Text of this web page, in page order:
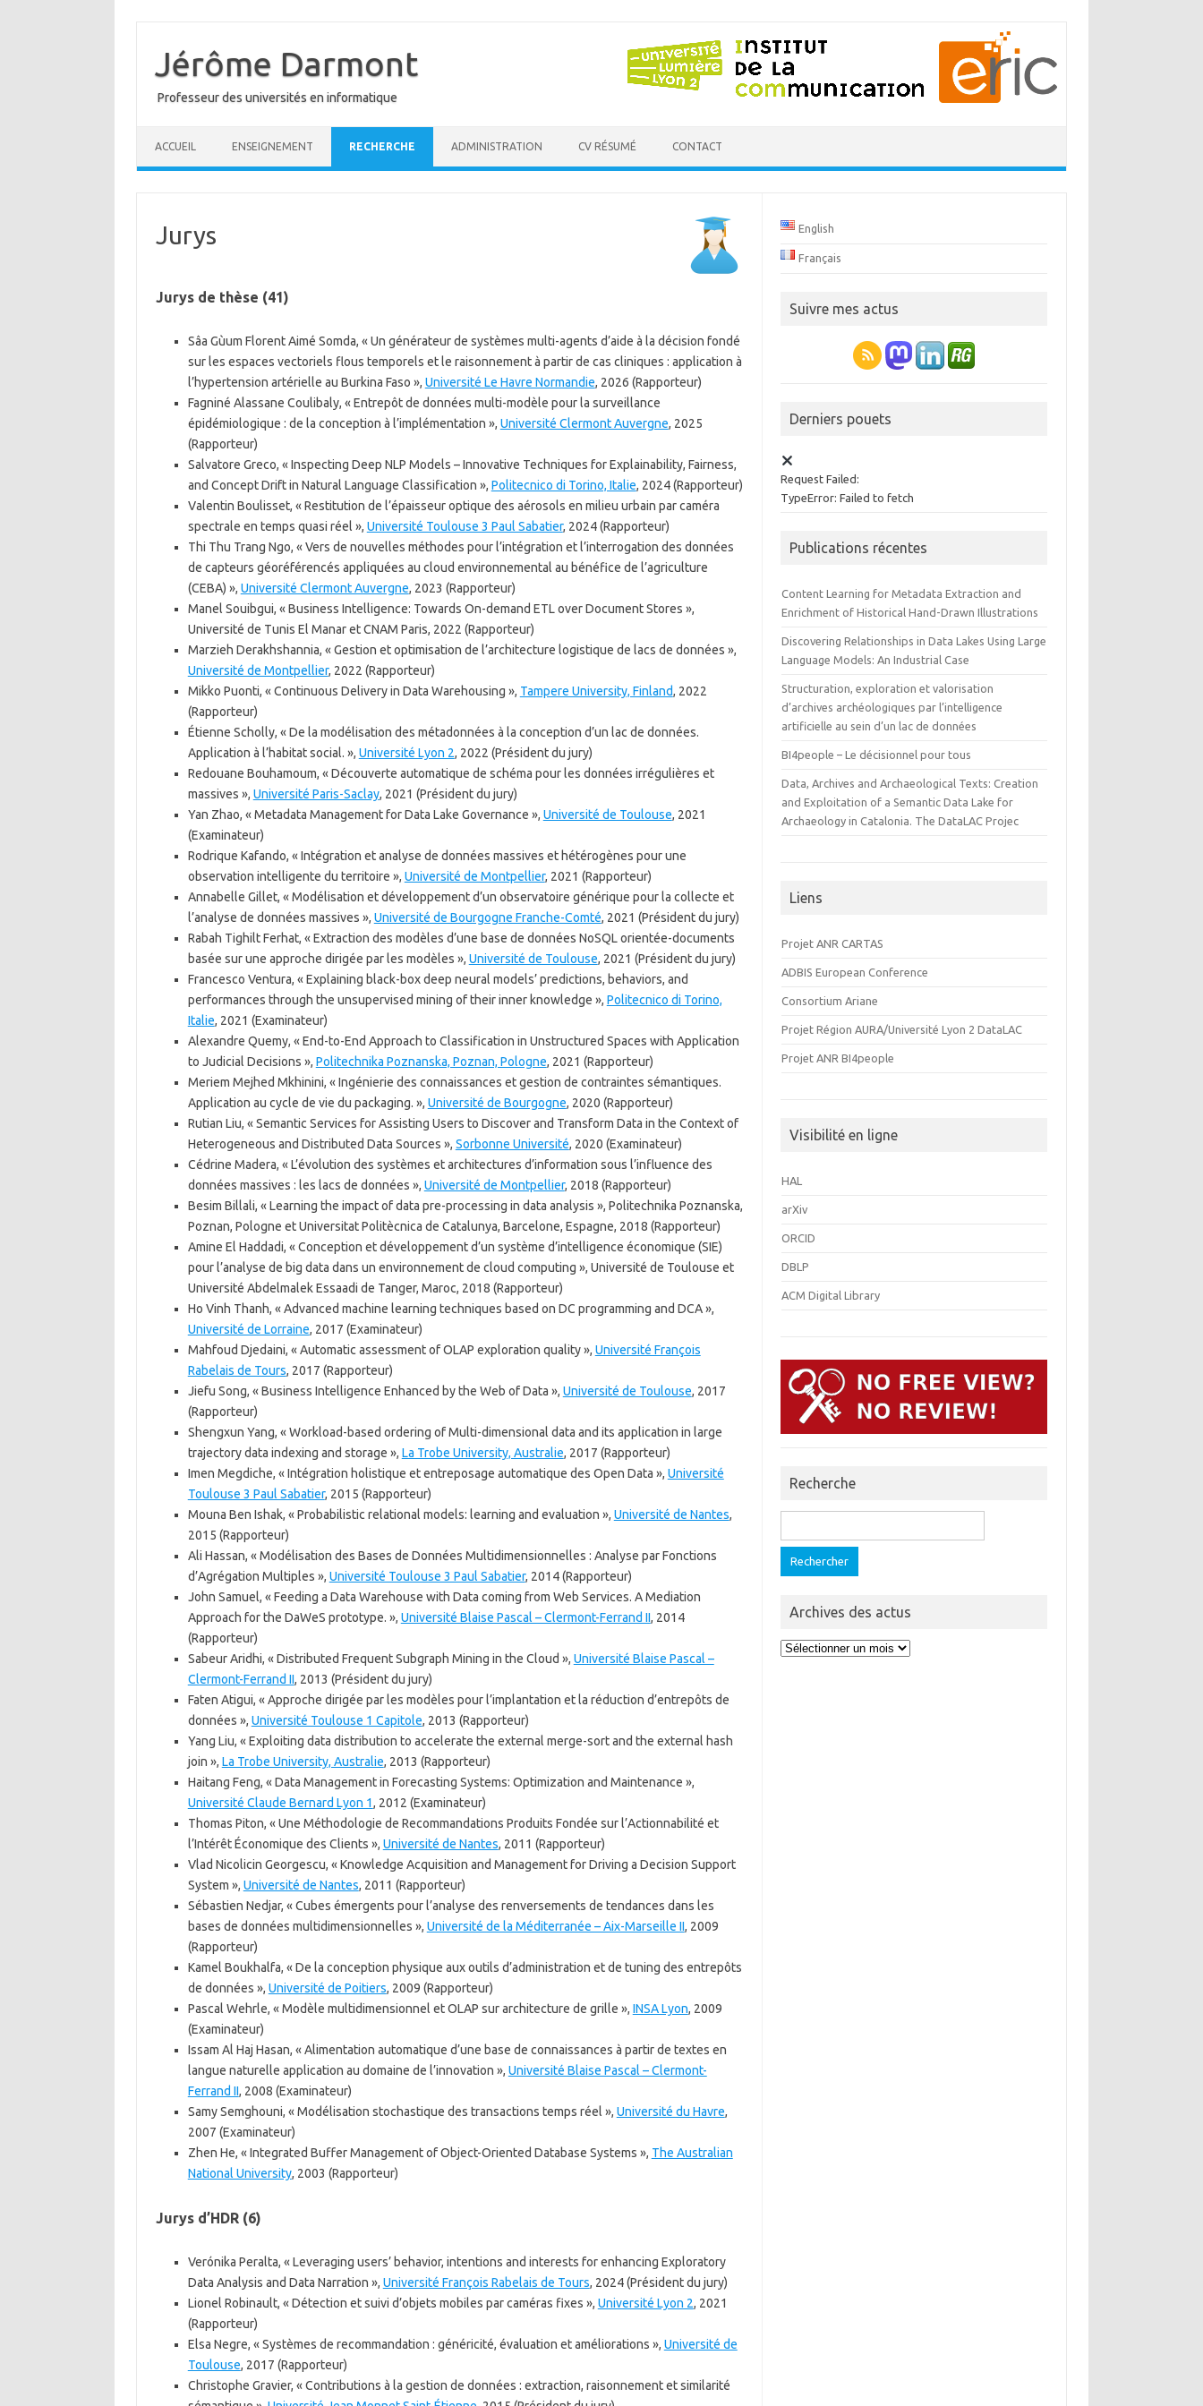
content
Jérôme Darmont
Professeur des universités en informatique
ACCUEIL ENSEIGNEMENT RECHERCHE ADMINISTRATION CV RÉSUMÉ CONTACT
Jurys
Jurys de thèse (41)
Sâa Gùum Florent Aimé Somda, « Un générateur de systèmes multi-agents d’aide à la décision fondé
sur les espaces vectoriels flous temporels et le raisonnement à partir de cas cliniques : application à
l’hypertension artérielle au Burkina Faso », Université Le Havre Normandie, 2026 (Rapporteur)
Fagniné Alassane Coulibaly, « Entrepôt de données multi-modèle pour la surveillance
épidémiologique : de la conception à l’implémentation », Université Clermont Auvergne, 2025
(Rapporteur)
Salvatore Greco, « Inspecting Deep NLP Models – Innovative Techniques for Explainability, Fairness,
and Concept Drift in Natural Language Classification », Politecnico di Torino, Italie, 2024 (Rapporteur)
Valentin Boulisset, « Restitution de l’épaisseur optique des aérosols en milieu urbain par caméra
spectrale en temps quasi réel », Université Toulouse 3 Paul Sabatier, 2024 (Rapporteur)
Thi Thu Trang Ngo, « Vers de nouvelles méthodes pour l’intégration et l’interrogation des données
de capteurs géoréférencés appliquées au cloud environnemental au bénéfice de l’agriculture
(CEBA) », Université Clermont Auvergne, 2023 (Rapporteur)
Manel Souibgui, « Business Intelligence: Towards On-demand ETL over Document Stores »,
Université de Tunis El Manar et CNAM Paris, 2022 (Rapporteur)
Marzieh Derakhshannia, « Gestion et optimisation de l’architecture logistique de lacs de données »,
Université de Montpellier, 2022 (Rapporteur)
Mikko Puonti, « Continuous Delivery in Data Warehousing », Tampere University, Finland, 2022
(Rapporteur)
Étienne Scholly, « De la modélisation des métadonnées à la conception d’un lac de données.
Application à l’habitat social. », Université Lyon 2, 2022 (Président du jury)
Redouane Bouhamoum, « Découverte automatique de schéma pour les données irrégulières et
massives », Université Paris-Saclay, 2021 (Président du jury)
Yan Zhao, « Metadata Management for Data Lake Governance », Université de Toulouse, 2021
(Examinateur)
Rodrique Kafando, « Intégration et analyse de données massives et hétérogènes pour une
observation intelligente du territoire », Université de Montpellier, 2021 (Rapporteur)
Annabelle Gillet, « Modélisation et développement d’un observatoire générique pour la collecte et
l’analyse de données massives », Université de Bourgogne Franche-Comté, 2021 (Président du jury)
Rabah Tighilt Ferhat, « Extraction des modèles d’une base de données NoSQL orientée-documents
basée sur une approche dirigée par les modèles », Université de Toulouse, 2021 (Président du jury)
Francesco Ventura, « Explaining black-box deep neural models’ predictions, behaviors, and
performances through the unsupervised mining of their inner knowledge », Politecnico di Torino,
Italie, 2021 (Examinateur)
Alexandre Quemy, « End-to-End Approach to Classification in Unstructured Spaces with Application
to Judicial Decisions », Politechnika Poznanska, Poznan, Pologne, 2021 (Rapporteur)
Meriem Mejhed Mkhinini, « Ingénierie des connaissances et gestion de contraintes sémantiques.
Application au cycle de vie du packaging. », Université de Bourgogne, 2020 (Rapporteur)
Rutian Liu, « Semantic Services for Assisting Users to Discover and Transform Data in the Context of
Heterogeneous and Distributed Data Sources », Sorbonne Université, 2020 (Examinateur)
Cédrine Madera, « L’évolution des systèmes et architectures d’information sous l’influence des
données massives : les lacs de données », Université de Montpellier, 2018 (Rapporteur)
Besim Billali, « Learning the impact of data pre-processing in data analysis », Politechnika Poznanska,
Poznan, Pologne et Universitat Politècnica de Catalunya, Barcelone, Espagne, 2018 (Rapporteur)
Amine El Haddadi, « Conception et développement d’un système d’intelligence économique (SIE)
pour l’analyse de big data dans un environnement de cloud computing », Université de Toulouse et
Université Abdelmalek Essaadi de Tanger, Maroc, 2018 (Rapporteur)
Ho Vinh Thanh, « Advanced machine learning techniques based on DC programming and DCA »,
Université de Lorraine, 2017 (Examinateur)
Mahfoud Djedaini, « Automatic assessment of OLAP exploration quality », Université François
Rabelais de Tours, 2017 (Rapporteur)
Jiefu Song, « Business Intelligence Enhanced by the Web of Data », Université de Toulouse, 2017
(Rapporteur)
Shengxun Yang, « Workload-based ordering of Multi-dimensional data and its application in large
trajectory data indexing and storage », La Trobe University, Australie, 2017 (Rapporteur)
Imen Megdiche, « Intégration holistique et entreposage automatique des Open Data », Université
Toulouse 3 Paul Sabatier, 2015 (Rapporteur)
Mouna Ben Ishak, « Probabilistic relational models: learning and evaluation », Université de Nantes,
2015 (Rapporteur)
Ali Hassan, « Modélisation des Bases de Données Multidimensionnelles : Analyse par Fonctions
d’Agrégation Multiples », Université Toulouse 3 Paul Sabatier, 2014 (Rapporteur)
John Samuel, « Feeding a Data Warehouse with Data coming from Web Services. A Mediation
Approach for the DaWeS prototype. », Université Blaise Pascal – Clermont-Ferrand II, 2014
(Rapporteur)
Sabeur Aridhi, « Distributed Frequent Subgraph Mining in the Cloud », Université Blaise Pascal –
Clermont-Ferrand II, 2013 (Président du jury)
Faten Atigui, « Approche dirigée par les modèles pour l’implantation et la réduction d’entrepôts de
données », Université Toulouse 1 Capitole, 2013 (Rapporteur)
Yang Liu, « Exploiting data distribution to accelerate the external merge-sort and the external hash
join », La Trobe University, Australie, 2013 (Rapporteur)
Haitang Feng, « Data Management in Forecasting Systems: Optimization and Maintenance »,
Université Claude Bernard Lyon 1, 2012 (Examinateur)
Thomas Piton, « Une Méthodologie de Recommandations Produits Fondée sur l’Actionnabilité et
l’Intérêt Économique des Clients », Université de Nantes, 2011 (Rapporteur)
Vlad Nicolicin Georgescu, « Knowledge Acquisition and Management for Driving a Decision Support
System », Université de Nantes, 2011 (Rapporteur)
Sébastien Nedjar, « Cubes émergents pour l’analyse des renversements de tendances dans les
bases de données multidimensionnelles », Université de la Méditerranée – Aix-Marseille II, 2009
(Rapporteur)
Kamel Boukhalfa, « De la conception physique aux outils d’administration et de tuning des entrepôts
de données », Université de Poitiers, 2009 (Rapporteur)
Pascal Wehrle, « Modèle multidimensionnel et OLAP sur architecture de grille », INSA Lyon, 2009
(Examinateur)
Issam Al Haj Hasan, « Alimentation automatique d’une base de connaissances à partir de textes en
langue naturelle application au domaine de l’innovation », Université Blaise Pascal – Clermont-
Ferrand II, 2008 (Examinateur)
Samy Semghouni, « Modélisation stochastique des transactions temps réel », Université du Havre,
2007 (Examinateur)
Zhen He, « Integrated Buffer Management of Object-Oriented Database Systems », The Australian
National University, 2003 (Rapporteur)
Jurys d’HDR (6)
Verónika Peralta, « Leveraging users’ behavior, intentions and interests for enhancing Exploratory
Data Analysis and Data Narration », Université François Rabelais de Tours, 2024 (Président du jury)
Lionel Robinault, « Détection et suivi d’objets mobiles par caméras fixes », Université Lyon 2, 2021
(Rapporteur)
Elsa Negre, « Systèmes de recommandation : généricité, évaluation et améliorations », Université de
Toulouse, 2017 (Rapporteur)
Christophe Gravier, « Contributions à la gestion de données : extraction, raisonnement et similarité
English
Français
Suivre mes actus
Derniers pouets
Request Failed:
TypeError: Failed to fetch
Publications récentes
Content Learning for Metadata Extraction and
Enrichment of Historical Hand-Drawn Illustrations
Discovering Relationships in Data Lakes Using Large
Language Models: An Industrial Case
Structuration, exploration et valorisation
d’archives archéologiques par l’intelligence
artificielle au sein d’un lac de données
BI4people – Le décisionnel pour tous
Data, Archives and Archaeological Texts: Creation
and Exploitation of a Semantic Data Lake for
Archaeology in Catalonia. The DataLAC Projec
Liens
Projet ANR CARTAS
ADBIS European Conference
Consortium Ariane
Projet Région AURA/Université Lyon 2 DataLAC
Projet ANR BI4people
Visibilité en ligne
HAL
arXiv
ORCID
DBLP
ACM Digital Library
Recherche
Archives des actus
Archives